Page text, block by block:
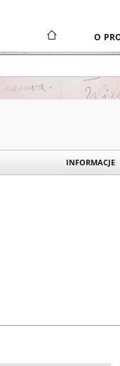
O
INFORMACJE